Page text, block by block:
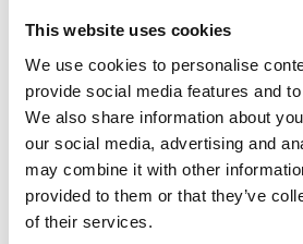
This website uses cookies
We use cookies to personalise
provide social media features and
We also share information about
our social media, advertising and
may combine it with other
provided to them or that they’ve
of their services.
met andere jeugdhulporganisaties.
ontstaat ruimte voor een flexibele
dagstructuur en onderwijs dat beter
heeft. Ook wordt gewerkt aan herstel en,
naar regulier of speciaal onderwijs.
onze MKD-locatie in Helmond nu officieel
experimenteerregeling. Dit biedt ons de
tijdig en laagdrempelig in te zetten voor
gezinnen en zo hun ontwikkelkansen te